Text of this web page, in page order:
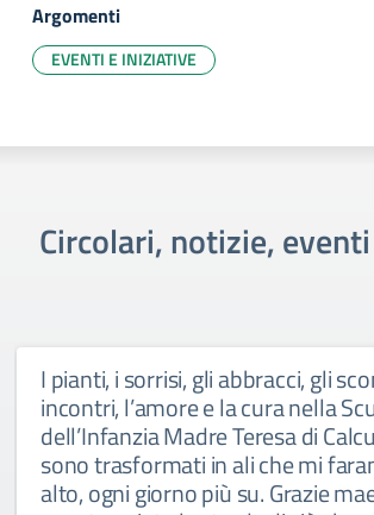
Argomenti
EVENTI E INIZIATIVE
Circolari, notizie,
I pianti, i sorrisi, gli abbracci, gli
incontri, l’amore e la cura nella
dell’Infanzia Madre Teresa di
sono trasformati in ali che mi
alto, ogni giorno più su. Grazie